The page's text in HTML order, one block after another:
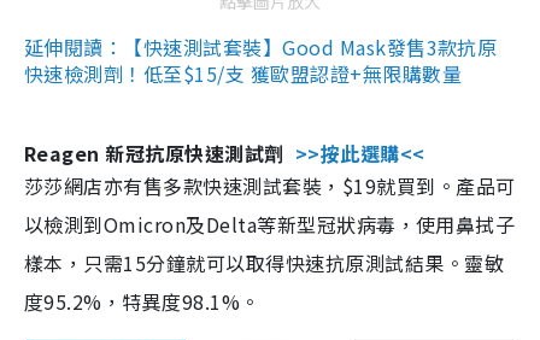
延伸閱讀：【快速測試套裝】Good Mask發售3款抗原
快速檢測劑！低至$15/支 獲歐盟認證+無限購數量
Reagen 新冠抗原快速測試劑 >>按此選購<<
莎莎網店亦有售多款快速測試套裝，$19就買到。產品可
以檢測到Omicron及Delta等新型冠狀病毒，使用鼻拭子
樣本，只需15分鐘就可以取得快速抗原測試結果。靈敏
度95.2%，特異度98.1%。